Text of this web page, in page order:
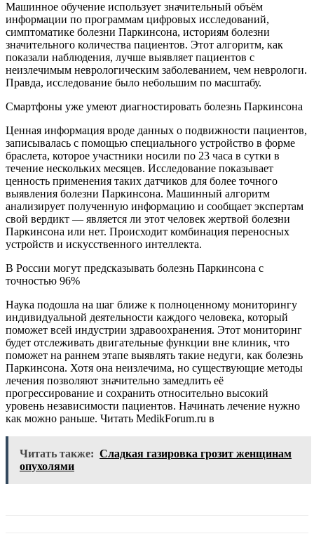
Машинное обучение использует значительный объём
информации по программам цифровых исследований,
симптоматике болезни Паркинсона, историям болезни
значительного количества пациентов. Этот алгоритм, как
показали наблюдения, лучше выявляет пациентов с
неизлечимым неврологическим заболеванием, чем неврологи.
Правда, исследование было небольшим по масштабу.
Смартфоны уже умеют диагностировать болезнь Паркинсона
Ценная информация вроде данных о подвижности пациентов,
записывалась с помощью специального устройство в форме
браслета, которое участники носили по 23 часа в сутки в
течение нескольких месяцев. Исследование показывает
ценность применения таких датчиков для более точного
выявления болезни Паркинсона. Машинный алгоритм
анализирует полученную информацию и сообщает экспертам
свой вердикт — является ли этот человек жертвой болезни
Паркинсона или нет. Происходит комбинация переносных
устройств и искусственного интеллекта.
В России могут предсказывать болезнь Паркинсона с
точностью 96%
Наука подошла на шаг ближе к полноценному мониторингу
индивидуальной деятельности каждого человека, который
поможет всей индустрии здравоохранения. Этот мониторинг
будет отслеживать двигательные функции вне клиник, что
поможет на раннем этапе выявлять такие недуги, как болезнь
Паркинсона. Хотя она неизлечима, но существующие методы
лечения позволяют значительно замедлить её
прогрессирование и сохранить относительно высокий
уровень независимости пациентов. Начинать лечение нужно
как можно раньше. Читать MedikForum.ru в
Читать также: Сладкая газировка грозит женщинам
опухолями